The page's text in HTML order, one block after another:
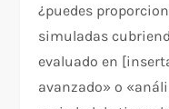
¿puedes
simuladas
evaluado en
avanzado» o